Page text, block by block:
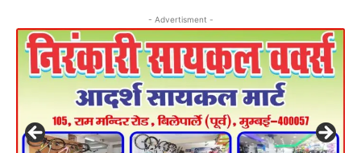
- Advertisment -